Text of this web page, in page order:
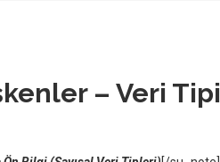
– Veri Tipi